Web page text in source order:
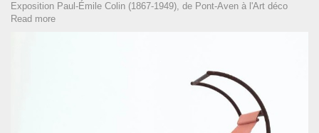
Exposition Paul-Émile Colin (1867-1949), de Pont-Aven à l'Art déco
Read more